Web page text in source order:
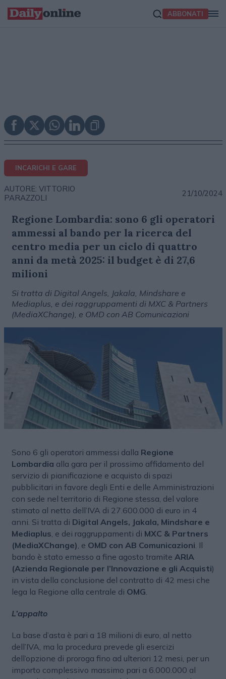
ABBONATI
INCARICHI E GARE
AUTORE: VITTORIO
PARAZZOLI
21/10/2024
Regione Lombardia: sono 6 gli operatori
ammessi al bando per la ricerca del
centro media per un ciclo di quattro
anni da metà 2025: il budget è di 27,6
milioni
Si tratta di Digital Angels, Jakala, Mindshare e
Mediaplus, e dei raggruppamenti di MXC & Partners
(MediaXChange), e OMD con AB Comunicazioni
Sono 6 gli operatori ammessi dalla Regione
Lombardia alla gara per il prossimo affidamento del
servizio di pianificazione e acquisto di spazi
pubblicitari in favore degli Enti e delle Amministrazioni
con sede nel territorio di Regione stessa, del valore
stimato al netto dell’IVA di 27.600.000 di euro in 4
anni. Si tratta di Digital Angels, Jakala, Mindshare e
Mediaplus , e dei raggruppamenti di MXC & Partners
(MediaXChange) , e OMD con AB Comunicazioni . Il
bando è stato emesso a fine agosto tramite ARIA
(Azienda Regionale per l’Innovazione e gli Acquisti)
in vista della conclusione del contratto di 42 mesi che
lega la Regione alla centrale di OMG
L’appalto
La base d’asta è pari a 18 milioni di euro, al netto
dell’IVA, ma la procedura prevede gli esercizi
dell’opzione di proroga fino ad ulteriori 12 mesi, per un
importo complessivo massimo pari a 6.000.000 al